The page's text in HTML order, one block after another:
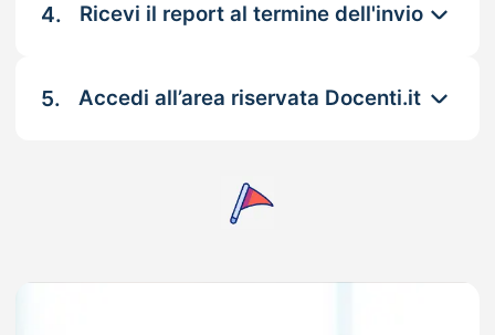
4. Ricevi il report al termine dell'invio
5. Accedi all’area riservata Docenti.it